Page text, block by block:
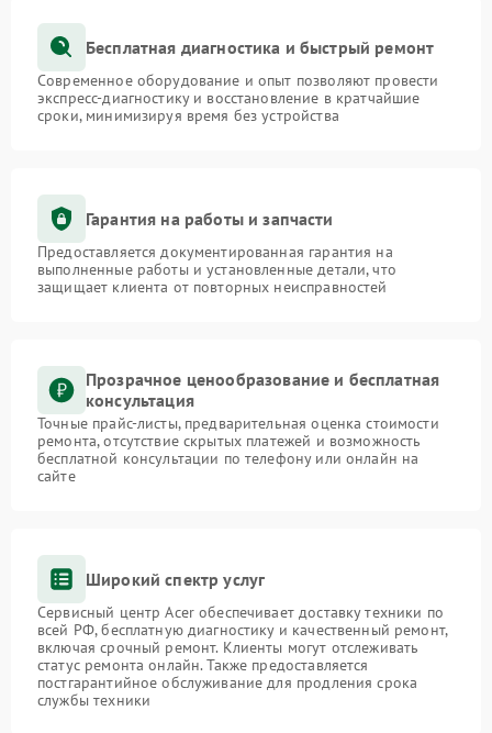
Бесплатная диагностика и быстрый ремонт
Современное оборудование и опыт позволяют провести
экспресс-диагностику и восстановление в кратчайшие
сроки, минимизируя время без устройства
Гарантия на работы и запчасти
Предоставляется документированная гарантия на
выполненные работы и установленные детали, что
защищает клиента от повторных неисправностей
Прозрачное ценообразование и бесплатная
консультация
Точные прайс-листы, предварительная оценка стоимости
ремонта, отсутствие скрытых платежей и возможность
бесплатной консультации по телефону или онлайн на
сайте
Широкий спектр услуг
Сервисный центр Acer обеспечивает доставку техники по
всей РФ, бесплатную диагностику и качественный ремонт,
включая срочный ремонт. Клиенты могут отслеживать
статус ремонта онлайн. Также предоставляется
постгарантийное обслуживание для продления срока
службы техники